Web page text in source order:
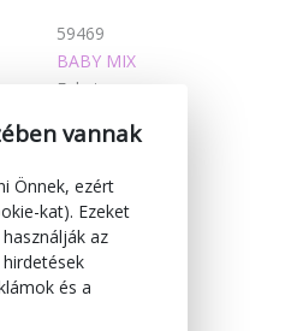
59469
BABY MIX
Fekete
vannak
Önnek, ezért
kat). Ezeket
az
és a